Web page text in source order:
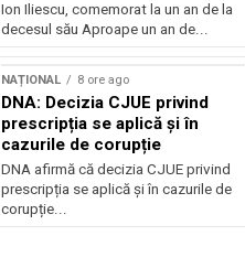
Ion Iliescu, comemorat la un an de la
decesul său Aproape un an de...
NAȚIONAL 8 ore ago
DNA: Decizia CJUE privind
prescripția se aplică și în
cazurile de corupție
DNA afirmă că decizia CJUE privind
prescripția se aplică și în cazurile de
corupție...